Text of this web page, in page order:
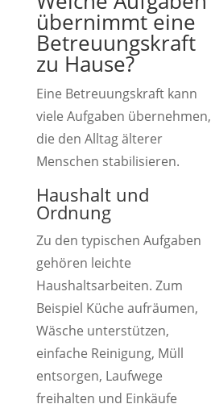
übernimmt eine
Betreuungskraft
zu Hause?
Eine Betreuungskraft kann
viele Aufgaben übernehmen,
die den Alltag älterer
Menschen stabilisieren.
Haushalt und
Ordnung
Zu den typischen Aufgaben
gehören leichte
Haushaltsarbeiten. Zum
Beispiel Küche aufräumen,
Wäsche unterstützen,
einfache Reinigung, Müll
entsorgen, Laufwege
freihalten und Einkäufe